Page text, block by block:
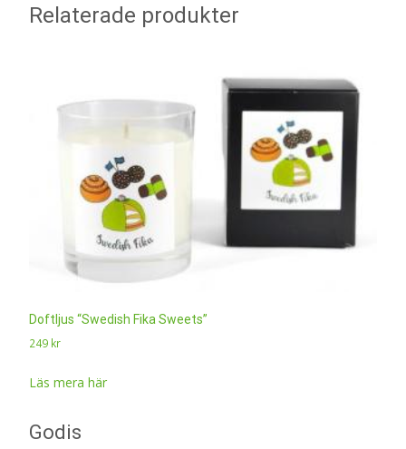
Relaterade produkter
Doftljus “Swedish Fika Sweets”
249 kr
Läs mera här
Godis